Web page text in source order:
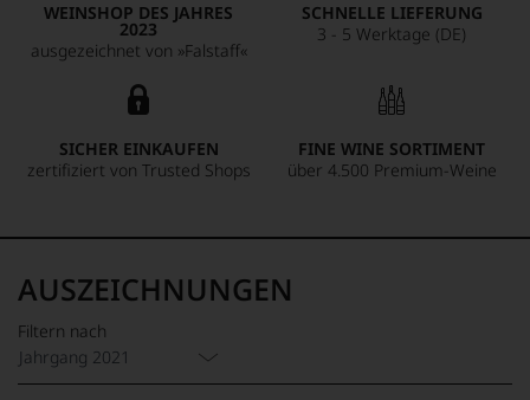
WEINSHOP DES JAHRES
2023
ausgezeichnet von »Falstaff«
SCHNELLE LIEFERUNG
3 - 5 Werktage (DE)
SICHER EINKAUFEN
zertifiziert von Trusted Shops
FINE WINE SORTIMENT
über 4.500 Premium-Weine
AUSZEICHNUNGEN
Filtern nach
Jahrgang 2021